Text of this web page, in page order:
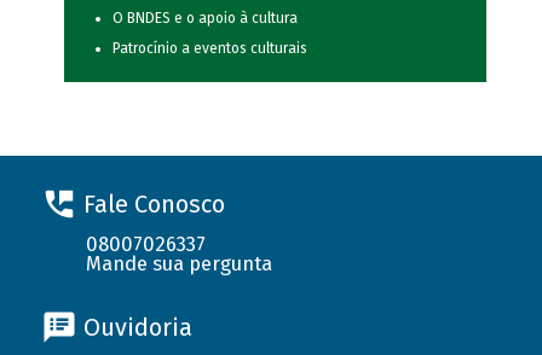
O BNDES e o apoio à cultura
Patrocínio a eventos culturais
Fale Conosco
08007026337
Mande sua pergunta
Ouvidoria